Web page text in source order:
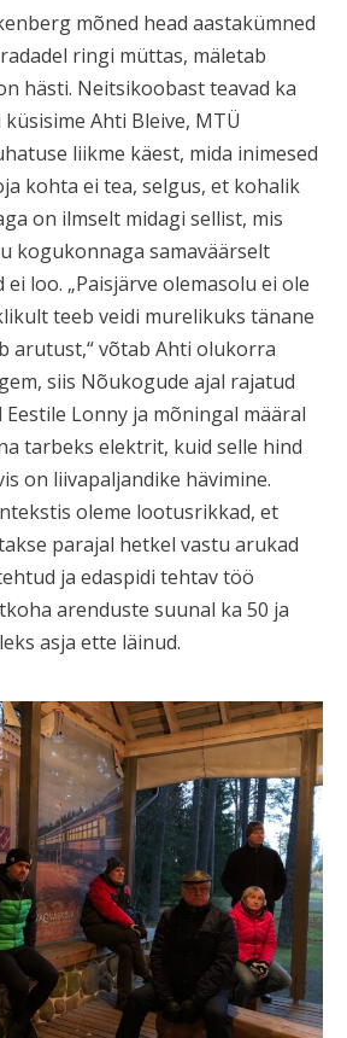
mõned head aastakümned
ringi müttas, mäletab
hästi. Neitsikoobast teavad ka
Ahti Bleive, MTÜ
liikme käest, mida inimesed
kohta ei tea, selgus, et kohalik
on ilmselt midagi sellist, mis
kogukonnaga samaväärselt
loo. „Paisjärve olemasolu ei ole
teeb veidi murelikuks tänane
arutust,“ võtab Ahti olukorra
siis Nõukogude ajal rajatud
Lonny ja mõningal määral
tarbeks elektrit, kuid selle hind
on liivapaljandike hävimine.
oleme lootusrikkad, et
parajal hetkel vastu arukad
ja edaspidi tehtav töö
arenduste suunal ka 50 ja
asja ette läinud.